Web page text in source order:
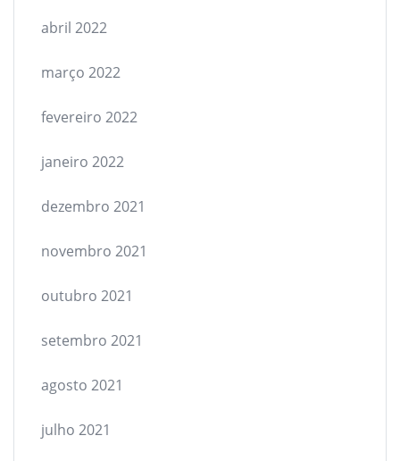
abril 2022
março 2022
fevereiro 2022
janeiro 2022
dezembro 2021
novembro 2021
outubro 2021
setembro 2021
agosto 2021
julho 2021